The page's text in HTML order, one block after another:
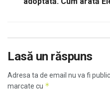
Lasă un răspuns
Adresa ta de email nu va fi
marcate cu *